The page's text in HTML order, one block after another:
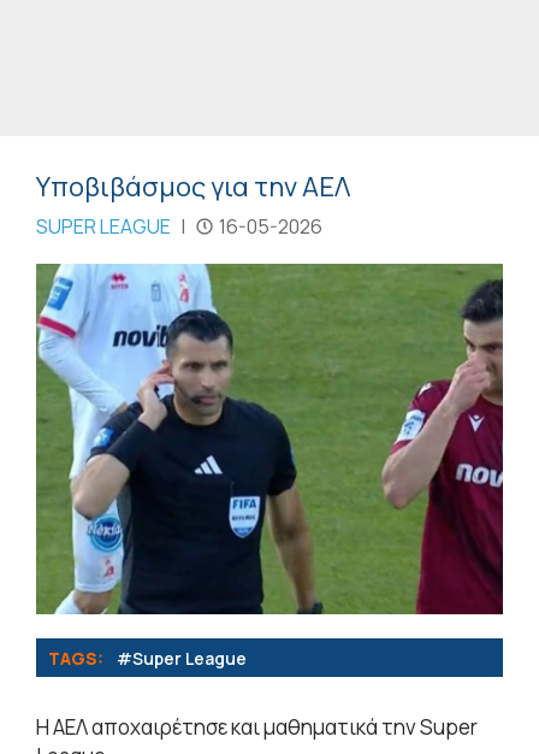
Υποβιβάσμος για την ΑΕΛ
SUPER LEAGUE | 16-05-2026
TAGS: #Super League
Η ΑΕΛ αποχαιρέτησε και μαθηματικά την Super